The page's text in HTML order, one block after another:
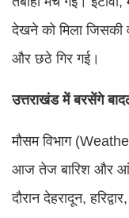
देखने को मिला जिसकी
और छठे गिर गई।
उत्तराखंड में बरसेंगे
मौसम विभाग
आज तेज बारिश और
दौरान देहरादून,